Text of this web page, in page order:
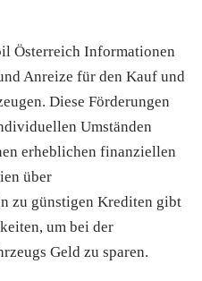
Österreich Informationen
Anreize für den Kauf und
Diese Förderungen
Umständen
erheblichen finanziellen
über
zu günstigen Krediten gibt
um bei der
Geld zu sparen.